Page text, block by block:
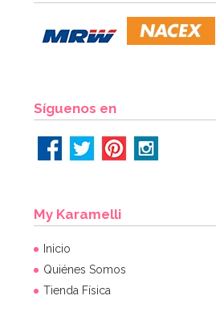
50,45€ 46,41€
Síguenos en
My Karamelli
Inicio
Quiénes Somos
Tienda Física